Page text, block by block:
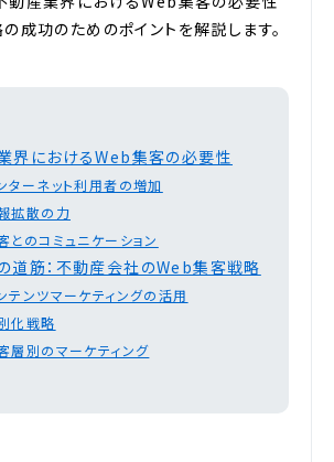
成功のためのポイントを解説します。
界におけるWeb集客の必要性
ターネット利用者の増加
拡散の力
とのコミュニケーション
道筋：不動産会社のWeb集客戦略
テンツマーケティングの活用
化戦略
層別のマーケティング